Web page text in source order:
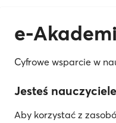
e-
Cyfrowe wsparcie w
Jesteś
Aby korzystać z